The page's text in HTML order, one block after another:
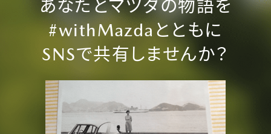
あなたとマツダの物語を
#withMazda とともに
SNSで共有しませんか？